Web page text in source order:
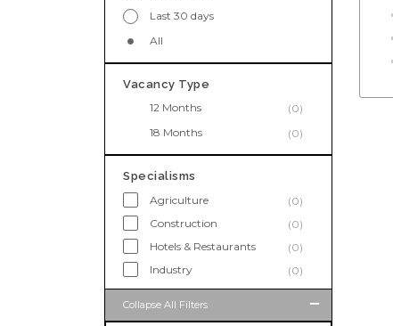
Last 30 days
All
Vacancy Type
12 Months
(0)
18 Months
(0)
Specialisms
Agriculture
(0)
Construction
(0)
Hotels & Restaurants
(0)
Industry
(0)
Collapse All Filters